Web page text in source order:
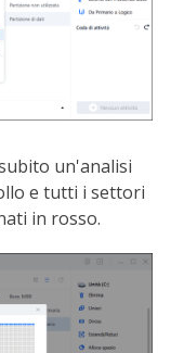
un'analisi
e tutti i settori
in rosso.